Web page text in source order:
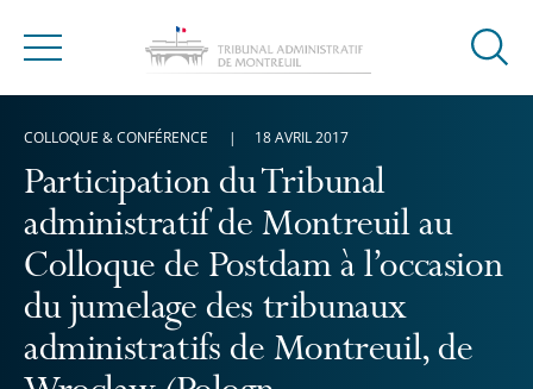
Menu
Ouvrir
Participation du Tribunal
administratif de Montreuil au
Colloque de Postdam à l’occasion
du jumelage des tribunaux
administratifs de Montreuil, de
COLLOQUE & CONFÉRENCE 18 AVRIL 2017